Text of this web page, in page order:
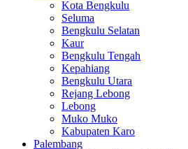
Kota Bengkulu
Seluma
Bengkulu Selatan
Kaur
Bengkulu Tengah
Kepahiang
Bengkulu Utara
Rejang Lebong
Lebong
Muko Muko
Kabupaten Karo
Palembang